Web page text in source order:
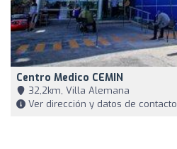
Centro Medico CEMIN
32,2km, Villa Alemana
Ver dirección y datos de contacto